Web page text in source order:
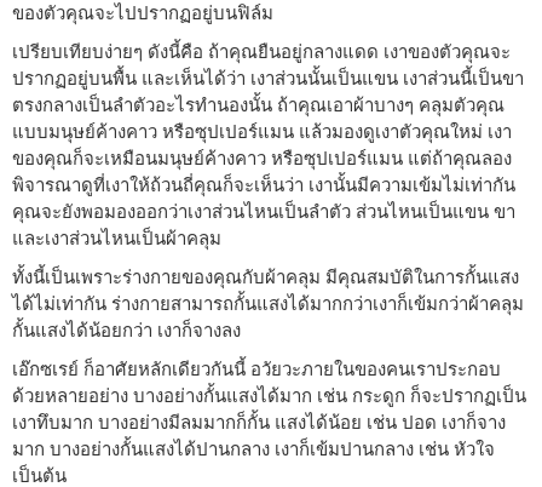
ของตัวคุณจะไปปรากฏอยู่บนฟิล์ม
เปรียบเทียบง่ายๆ ดังนี้คือ ถ้าคุณยืนอยู่กลางแดด เงาของตัวคุณจะ
ปรากฏอยู่บนพื้น และเห็นได้ว่า เงาส่วนนั้นเป็นแขน เงาส่วนนี้เป็นขา
ตรงกลางเป็นลำตัวอะไรทำนองนั้น ถ้าคุณเอาผ้าบางๆ คลุมตัวคุณ
แบบมนุษย์ค้างคาว หรือซุปเปอร์แมน แล้วมองดูเงาตัวคุณใหม่ เงา
ของคุณก็จะเหมือนมนุษย์ค้างคาว หรือซุปเปอร์แมน แต่ถ้าคุณลอง
พิจารณาดูที่เงาให้ถ้วนถี่คุณก็จะเห็นว่า เงานั้นมีความเข้มไม่เท่ากัน
คุณจะยังพอมองออกว่าเงาส่วนไหนเป็นลำตัว ส่วนไหนเป็นแขน ขา
และเงาส่วนไหนเป็นผ้าคลุม
ทั้งนี้เป็นเพราะร่างกายของคุณกับผ้าคลุม มีคุณสมบัติในการกั้นแสง
ได้ไม่เท่ากัน ร่างกายสามารถกั้นแสงได้มากกว่าเงาก็เข้มกว่าผ้าคลุม
กั้นแสงได้น้อยกว่า เงาก็จางลง
เอ๊กซเรย์ ก็อาศัยหลักเดียวกันนี้ อวัยวะภายในของคนเราประกอบ
ด้วยหลายอย่าง บางอย่างกั้นแสงได้มาก เช่น กระดูก ก็จะปรากฏเป็น
เงาทึบมาก บางอย่างมีลมมากก็กั้น แสงได้น้อย เช่น ปอด เงาก็จาง
มาก บางอย่างกั้นแสงได้ปานกลาง เงาก็เข้มปานกลาง เช่น หัวใจ
เป็นต้น